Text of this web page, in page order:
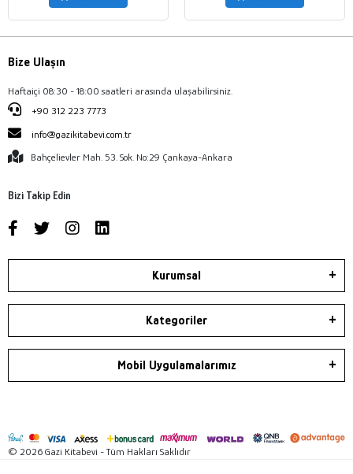
Bize Ulaşın
Haftaiçi 08:30 - 18:00 saatleri arasında ulaşabilirsiniz.
+90 312 223 7773
info@gazikitabevi.com.tr
Bahçelievler Mah. 53. Sok. No:29 Çankaya-Ankara
Bizi Takip Edin
Kurumsal
Kategoriler
Mobil Uygulamalarımız
© 2026 Gazi Kitabevi - Tüm Hakları Saklıdır